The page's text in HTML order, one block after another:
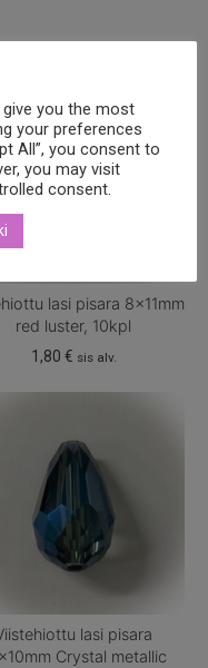
lasi pisara 8x11mm
red luster, 10kpl
1,80 € sis alv.
lasi pisara
Crystal metallic
you the most
your preferences
All”, you consent to
you may visit
consent.